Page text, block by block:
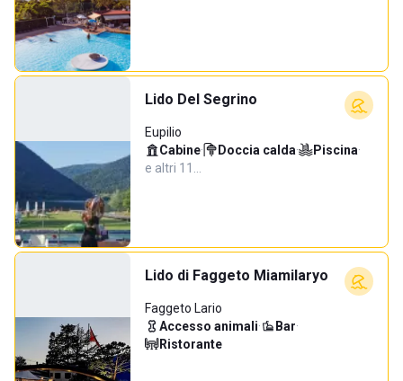
Lido Del Segrino
Eupilio
Cabine· Doccia calda· Piscina·
e altri 11…
Lido di Faggeto Miamilaryo
Faggeto Lario
Accesso animali· Bar·
Ristorante